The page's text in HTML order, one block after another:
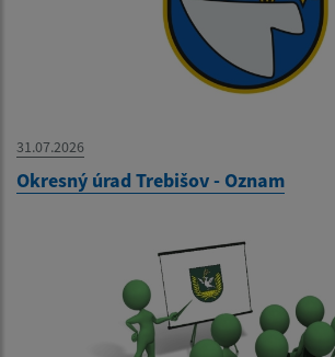
31.07.2026
Okresný úrad Trebišov - Oznam